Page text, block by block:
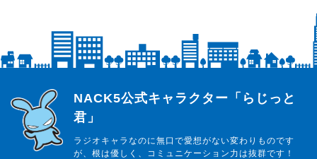
らじっと君
NACK5公式キャラクター「らじっと
君」
ラジオキャラなのに無口で愛想がない変わりものです
が、根は優しく、コミュニケーション力は抜群です！